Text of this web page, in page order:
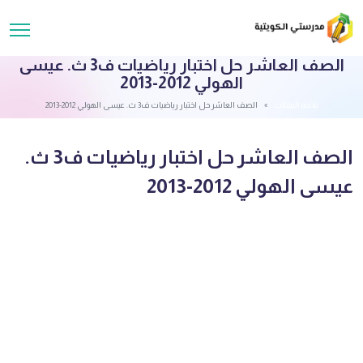
الصف العاشر حل اختبار رياضيات ف3 ث. عيسى
الهولي 2012-2013
الصف العاشر حل اختبار رياضيات ف3 ث. عيسى الهولي 2012-2013
الصف العاشر حل اختبار رياضيات ف3 ث.
عيسى الهولي 2012-2013